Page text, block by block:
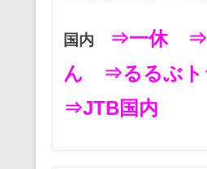
国内 ⇒一休
⇒
ん
⇒るるぶト
⇒JTB国内